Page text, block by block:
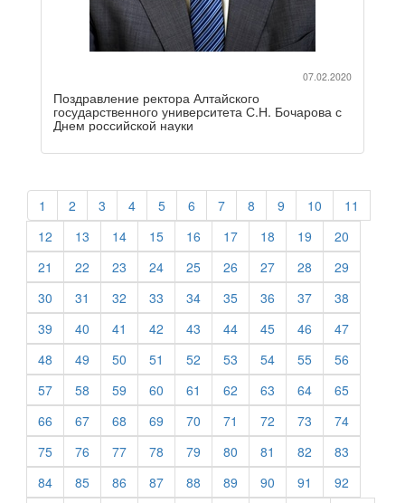
07.02.2020
Поздравление ректора Алтайского
государственного университета С.Н. Бочарова с
Днем российской науки
1 2 3 4 5 6 7 8 9 10
11
12
13 14 15 16 17 18 19
20
21
22 23 24 25 26 27 28
29
30
31 32 33 34 35 36 37
38
39
40 41 42 43 44 45 46
47
48
49 50 51 52 53 54 55
56
57
58 59 60 61 62 63 64
65
66
67 68 69 70 71 72 73
74
75
76 77 78 79 80 81 82
83
84
85 86 87 88 89 90 91
92